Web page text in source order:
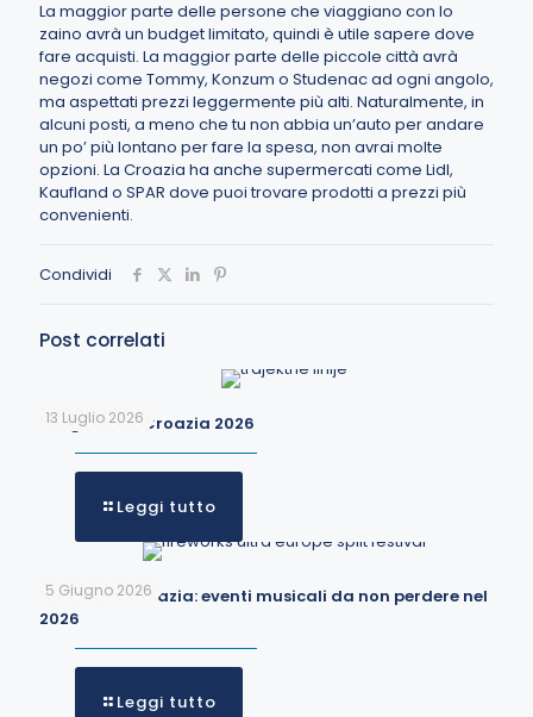
La maggior parte delle persone che viaggiano con lo
zaino avrà un budget limitato, quindi è utile sapere dove
fare acquisti. La maggior parte delle piccole città avrà
negozi come Tommy, Konzum o Studenac ad ogni angolo,
ma aspettati prezzi leggermente più alti. Naturalmente, in
alcuni posti, a meno che tu non abbia un’auto per andare
un po’ più lontano per fare la spesa, non avrai molte
opzioni. La Croazia ha anche supermercati come Lidl,
Kaufland o SPAR dove puoi trovare prodotti a prezzi più
convenienti.
Condividi
Post correlati
13 Luglio 2026
Traghetti in Croazia 2026
Leggi tutto
5 Giugno 2026
Festival in Croazia: eventi musicali da non perdere nel
2026
Leggi tutto